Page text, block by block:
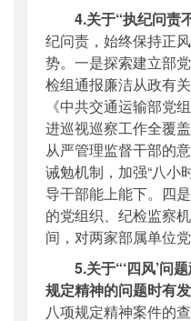
4.关于“执纪问责
纪问责，始终保持正
势。一是探索建立部
检组通报廉洁从政有
《中共交通运输部党
进巡视巡察工作全覆
从严管理监督干部的
诫勉机制，加强“八小
导干部能上能下。四
的党组织、纪检监察
间，对两家部属单位
5.关于“‘四风’问
规定精神的问题时有发
八项规定精神案件的